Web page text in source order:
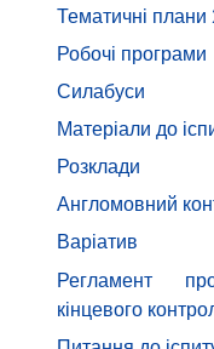
Тематичні плани
Робочі програми
Силабуси
Матеріали до
Розклади
Англомовний
Варіатив
Регламент
кінцевого